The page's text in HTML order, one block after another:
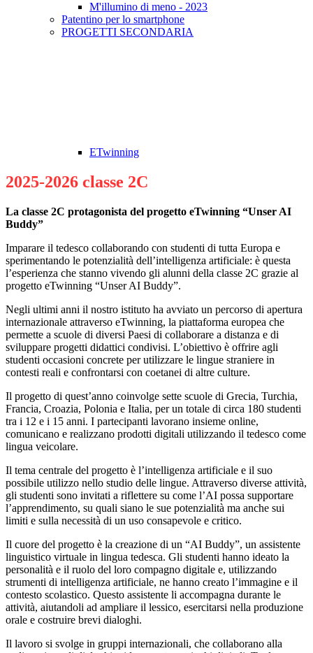
M'illumino di meno - 2023
Patentino per lo smartphone
PROGETTI SECONDARIA
ETwinning
2025-2026 classe 2C
La classe 2C protagonista del progetto eTwinning “Unser AI
Buddy”
Imparare il tedesco collaborando con studenti di tutta Europa e
sperimentando le potenzialità dell’intelligenza artificiale: è questa
l’esperienza che stanno vivendo gli alunni della classe 2C grazie al
progetto eTwinning “Unser AI Buddy”.
Negli ultimi anni il nostro istituto ha avviato un percorso di apertura
internazionale attraverso eTwinning, la piattaforma europea che
permette a scuole di diversi Paesi di collaborare a distanza e di
sviluppare progetti didattici condivisi. L’obiettivo è offrire agli
studenti occasioni concrete per utilizzare le lingue straniere in
contesti reali e confrontarsi con coetanei di altre culture.
Il progetto di quest’anno coinvolge sette scuole di Grecia, Turchia,
Francia, Croazia, Polonia e Italia, per un totale di circa 180 studenti
tra i 12 e i 15 anni. I partecipanti lavorano insieme online,
comunicano e realizzano prodotti digitali utilizzando il tedesco come
lingua veicolare.
Il tema centrale del progetto è l’intelligenza artificiale e il suo
possibile utilizzo nello studio delle lingue. Attraverso diverse attività,
gli studenti sono invitati a riflettere su come l’AI possa supportare
l’apprendimento, su quali siano le sue potenzialità ma anche sui
limiti e sulla necessità di un uso consapevole e critico.
Il cuore del progetto è la creazione di un “AI Buddy”, un assistente
linguistico virtuale in lingua tedesca. Gli studenti hanno ideato la
personalità e il ruolo del loro compagno digitale e, utilizzando
strumenti di intelligenza artificiale, ne hanno creato l’immagine e il
contesto scolastico. Questo assistente li accompagna durante le
attività, aiutandoli ad ampliare il lessico, esercitarsi nella produzione
orale e costruire brevi dialoghi.
Il lavoro si svolge in gruppi internazionali, che collaborano alla